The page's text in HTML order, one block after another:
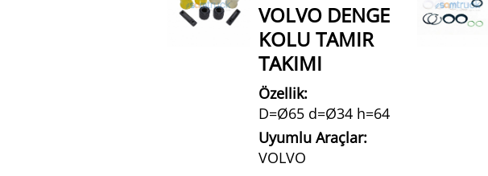
VOLVO DENGE
KOLU TAMIR
TAKIMI
Özellik:
D=Ø65 d=Ø34 h=64
Uyumlu Araçlar:
VOLVO